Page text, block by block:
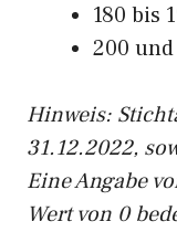
180 bis
200
Hinweis:
31.12.2022,
Eine Angabe
Wert von 0